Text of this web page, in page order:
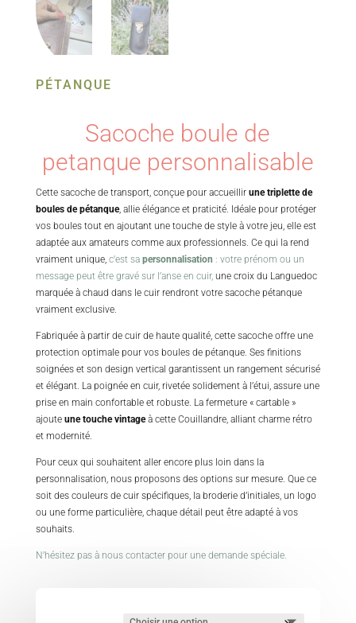
PÉTANQUE
Sacoche boule de
petanque personnalisable
Cette sacoche de transport, conçue pour accueillir une triplette de
boules de pétanque, allie élégance et praticité. Idéale pour protéger
vos boules tout en ajoutant une touche de style à votre jeu, elle est
adaptée aux amateurs comme aux professionnels. Ce qui la rend
vraiment unique, c’est sa personnalisation : votre prénom ou un
message peut être gravé sur l’anse en cuir,une croix du Languedoc
marquée à chaud dans le cuir rendront votre sacoche pétanque
vraiment exclusive.
Fabriquée à partir de cuir de haute qualité, cette sacoche offre une
protection optimale pour vos boules de pétanque. Ses finitions
soignées et son design vertical garantissent un rangement sécurisé
et élégant. La poignée en cuir, rivetée solidement à l’étui, assure une
prise en main confortable et robuste. La fermeture « cartable »
ajoute une touche vintageà cette Couillandre, alliant charme rétro
et modernité.
Pour ceux qui souhaitent aller encore plus loin dans la
personnalisation, nous proposons des options sur mesure. Que ce
soit des couleurs de cuir spécifiques, la broderie d’initiales, un logo
ou une forme particulière, chaque détail peut être adapté à vos
souhaits.
N’hésitez pas à nous contacter pour une demande spéciale.